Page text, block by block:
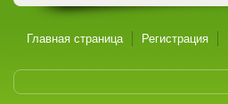
Главная страница Регистрация